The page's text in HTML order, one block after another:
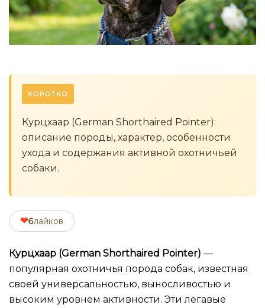
КОРОТКО
Курцхаар (German Shorthaired Pointer):
описание породы, характер, особенности
ухода и содержания активной охотничьей
собаки.
❤6лайков
Курцхаар (German Shorthaired Pointer) —
популярная охотничья порода собак, известная
своей универсальностью, выносливостью и
высоким уровнем активности. Эти легавые